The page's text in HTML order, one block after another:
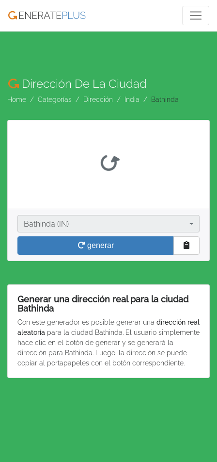
ENERATEPLUS
Dirección De La Ciudad
Home Categorías Dirección India Bathinda
Ciudad
Bathinda (IN)
generar
Generar una dirección real para la ciudad
Bathinda
Con este generador es posible generar una dirección real
aleatoria para la ciudad Bathinda. El usuario simplemente
hace clic en el botón de generar y se generará la
dirección para Bathinda. Luego, la dirección se puede
copiar al portapapeles con el botón correspondiente.